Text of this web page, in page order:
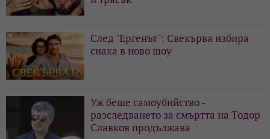
След "Ергенът": Свекърва избира
снаха в ново шоу
Уж беше самоубийство -
разследването за смъртта на Тодор
Славков продължава